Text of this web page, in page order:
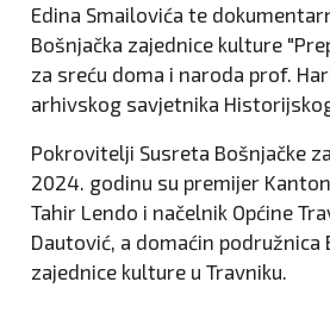
Edina Smailovića te
Bošnjačka zajednice kulture
za sreću doma i naroda prof.
arhivskog savjetnika
Pokrovitelji Susreta Bošnjačke
2024. godinu su premijer
Tahir Lendo i načelnik Općine
Dautović, a domaćin podružnica
zajednice kulture u Travniku.